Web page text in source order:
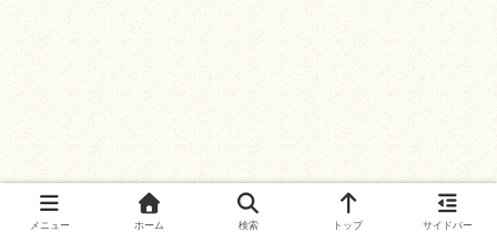
メニュー ホーム 検索 トップ サイドバー